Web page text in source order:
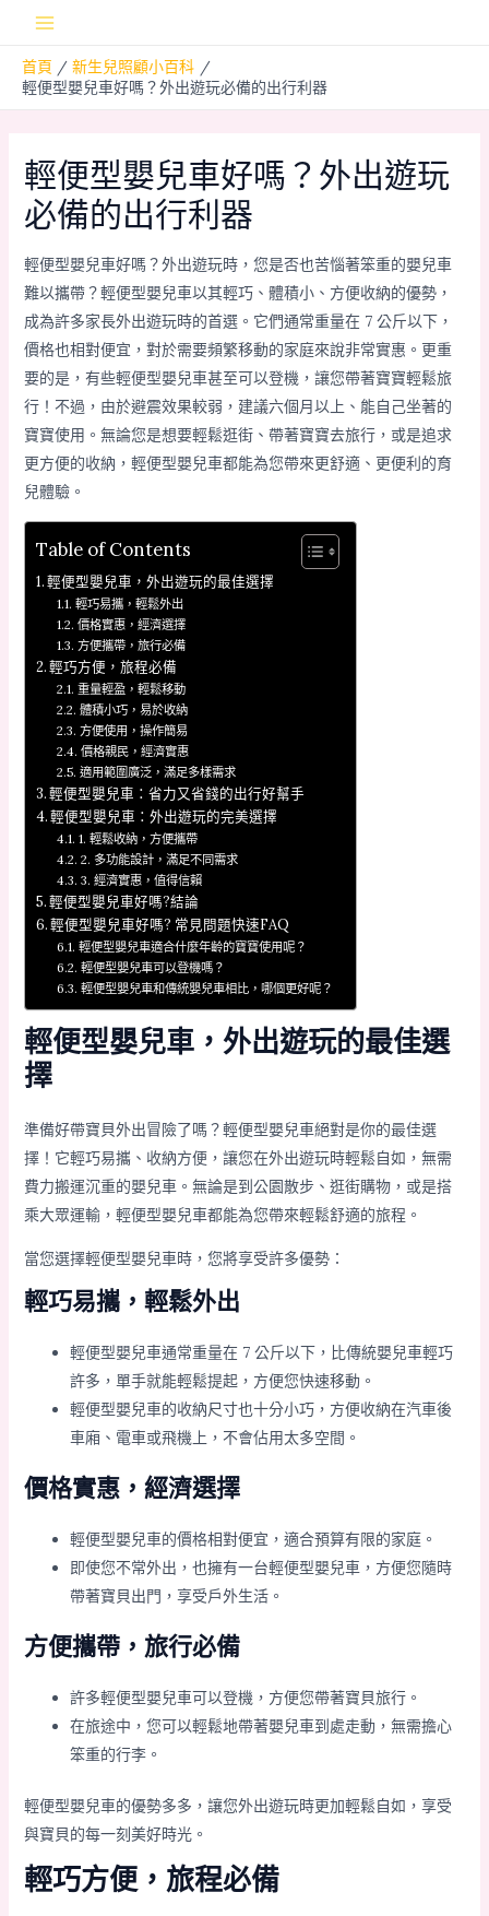
Menu
首頁
新生兒照顧小百科
輕便型嬰兒車好嗎？外出遊玩必備的出行利器
輕便型嬰兒車好嗎？外出遊玩
必備的出行利器
輕便型嬰兒車好嗎？外出遊玩時，您是否也苦惱著笨重的嬰兒車
難以攜帶？輕便型嬰兒車以其輕巧、體積小、方便收納的優勢，
成為許多家長外出遊玩時的首選。它們通常重量在 7 公斤以下，
價格也相對便宜，對於需要頻繁移動的家庭來說非常實惠。更重
要的是，有些輕便型嬰兒車甚至可以登機，讓您帶著寶寶輕鬆旅
行！不過，由於避震效果較弱，建議六個月以上、能自己坐著的
寶寶使用。無論您是想要輕鬆逛街、帶著寶寶去旅行，或是追求
更方便的收納，輕便型嬰兒車都能為您帶來更舒適、更便利的育
兒體驗。
Table of Contents
輕便型嬰兒車，外出遊玩的最佳選擇
輕巧易攜，輕鬆外出
價格實惠，經濟選擇
方便攜帶，旅行必備
輕巧方便，旅程必備
重量輕盈，輕鬆移動
體積小巧，易於收納
方便使用，操作簡易
價格親民，經濟實惠
適用範圍廣泛，滿足多樣需求
輕便型嬰兒車：省力又省錢的出行好幫手
輕便型嬰兒車：外出遊玩的完美選擇
1. 輕鬆收納，方便攜帶
2. 多功能設計，滿足不同需求
3. 經濟實惠，值得信賴
輕便型嬰兒車好嗎?結論
輕便型嬰兒車好嗎? 常見問題快速FAQ
輕便型嬰兒車適合什麼年齡的寶寶使用呢？
輕便型嬰兒車可以登機嗎？
輕便型嬰兒車和傳統嬰兒車相比，哪個更好呢？
輕便型嬰兒車，外出遊玩的最佳選
擇
準備好帶寶貝外出冒險了嗎？輕便型嬰兒車絕對是你的最佳選
擇！它輕巧易攜、收納方便，讓您在外出遊玩時輕鬆自如，無需
費力搬運沉重的嬰兒車。無論是到公園散步、逛街購物，或是搭
乘大眾運輸，輕便型嬰兒車都能為您帶來輕鬆舒適的旅程。
當您選擇輕便型嬰兒車時，您將享受許多優勢：
輕巧易攜，輕鬆外出
輕便型嬰兒車通常重量在 7 公斤以下，比傳統嬰兒車輕巧
許多，單手就能輕鬆提起，方便您快速移動。
輕便型嬰兒車的收納尺寸也十分小巧，方便收納在汽車後
車廂、電車或飛機上，不會佔用太多空間。
價格實惠，經濟選擇
輕便型嬰兒車的價格相對便宜，適合預算有限的家庭。
即使您不常外出，也擁有一台輕便型嬰兒車，方便您隨時
帶著寶貝出門，享受戶外生活。
方便攜帶，旅行必備
許多輕便型嬰兒車可以登機，方便您帶著寶貝旅行。
在旅途中，您可以輕鬆地帶著嬰兒車到處走動，無需擔心
笨重的行李。
輕便型嬰兒車的優勢多多，讓您外出遊玩時更加輕鬆自如，享受
與寶貝的每一刻美好時光。
輕巧方便，旅程必備